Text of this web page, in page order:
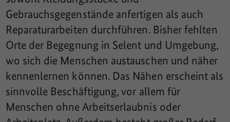
Gebrauchsgegenstände anfertigen als auch
Reparaturarbeiten durchführen. Bisher fehlten
Orte der Begegnung in Selent und Umgebung,
wo sich die Menschen austauschen und näher
kennenlernen können. Das Nähen erscheint als
sinnvolle Beschäftigung, vor allem für
Menschen ohne Arbeitserlaubnis oder